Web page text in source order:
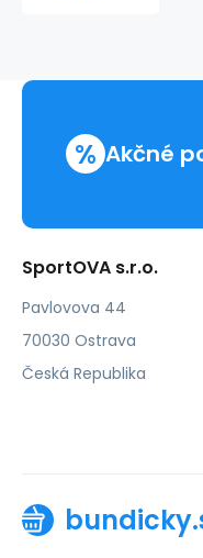
% Akčné
SportOVA s.r.o.
Pavlovova 44
70030 Ostrava
Česká Republika